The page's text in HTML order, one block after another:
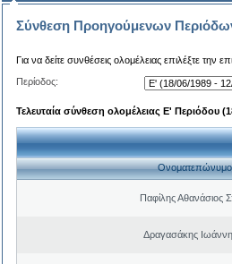
Σύνθεση Προηγούμενων
Για να δείτε συνθέσεις ολομέλειας επιλέξτε την
Περίοδος:
Τελευταία σύνθεση ολομέλειας Ε' Περιόδου
Ονοματεπώνυμο
Παφίλης Αθανάσιος
Δραγασάκης